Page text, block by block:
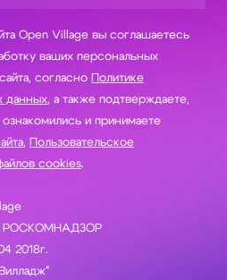
Open Village вы соглашаетесь
согласно Политике
данных, а также подтверждаете,
и принимаете
, Пользовательское
cookies.
РОСКОМНАДЗОР
2018г.